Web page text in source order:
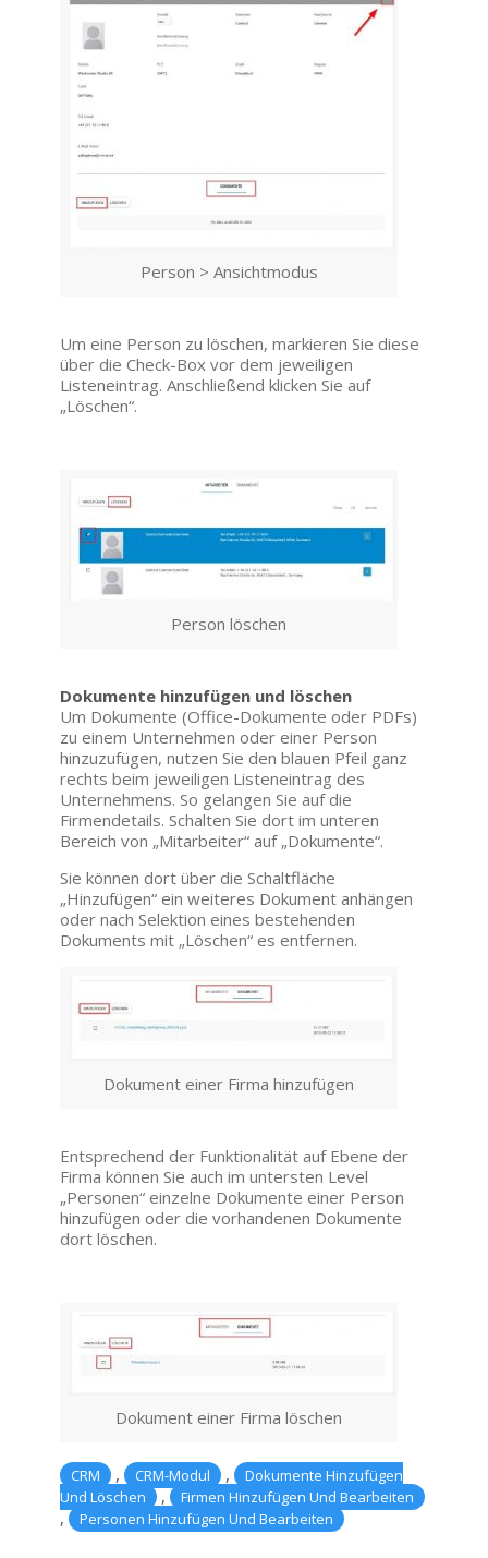
Person > Ansichtmodus
Um eine Person zu löschen, markieren Sie diese
über die Check-Box vor dem jeweiligen
Listeneintrag. Anschließend klicken Sie auf
„Löschen“.
Person löschen
Dokumente hinzufügen und löschen
Um Dokumente (Office-Dokumente oder PDFs)
zu einem Unternehmen oder einer Person
hinzuzufügen, nutzen Sie den blauen Pfeil ganz
rechts beim jeweiligen Listeneintrag des
Unternehmens. So gelangen Sie auf die
Firmendetails. Schalten Sie dort im unteren
Bereich von „Mitarbeiter“ auf „Dokumente“.
Sie können dort über die Schaltfläche
„Hinzufügen“ ein weiteres Dokument anhängen
oder nach Selektion eines bestehenden
Dokuments mit „Löschen“ es entfernen.
Dokument einer Firma hinzufügen
Entsprechend der Funktionalität auf Ebene der
Firma können Sie auch im untersten Level
„Personen“ einzelne Dokumente einer Person
hinzufügen oder die vorhandenen Dokumente
dort löschen.
Dokument einer Firma löschen
CRM , CRM-Modul ,
Dokumente Hinzufügen
Und Löschen
, Firmen Hinzufügen Und Bearbeiten
, Personen Hinzufügen Und Bearbeiten